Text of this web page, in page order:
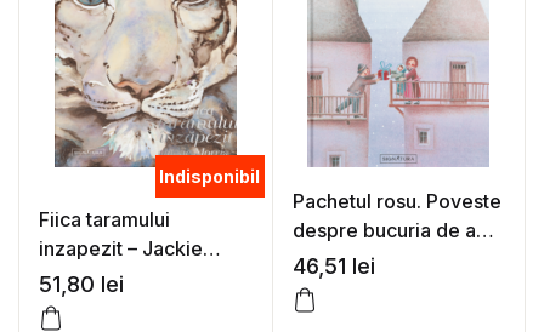
Indisponibil
Fiica taramului
inzapezit – Jackie
Morris
51,80 lei
Pachetul rosu. Poveste
despre bucuria de a
darui – Linda
Wolfsgruber
46,51 lei